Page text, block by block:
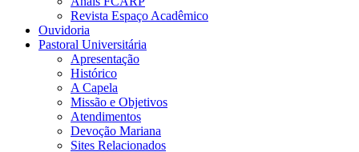
Revista Espaço Acadêmico
Ouvidoria
Pastoral Universitária
Apresentação
Histórico
A Capela
Missão e Objetivos
Atendimentos
Devoção Mariana
Sites Relacionados